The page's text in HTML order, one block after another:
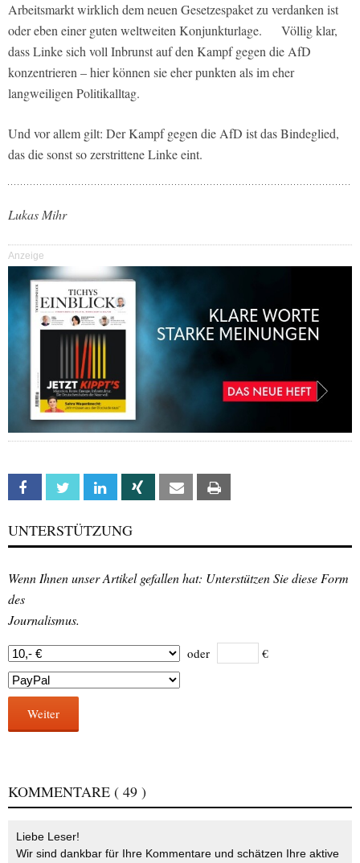
Arbeitsmarkt wirklich dem neuen Gesetzespaket zu verdanken ist
oder eben einer guten weltweiten Konjunkturlage. Völlig klar,
dass Linke sich voll Inbrunst auf den Kampf gegen die AfD
konzentrieren – hier können sie eher punkten als im eher
langweiligen Politikalltag.
Und vor allem gilt: Der Kampf gegen die AfD ist das Bindeglied,
das die sonst so zerstrittene Linke eint.
Lukas Mihr
Anzeige
Facebook Twitter Linkedin Xing Email
UNTERSTÜTZUNG
Wenn Ihnen unser Artikel gefallen hat: Unterstützen Sie diese Form
des
Journalismus.
oder €
Weiter
KOMMENTARE ( 49 )
Liebe Leser!
Wir sind dankbar für Ihre Kommentare und schätzen Ihre aktive